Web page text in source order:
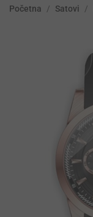
Početna / Satovi /